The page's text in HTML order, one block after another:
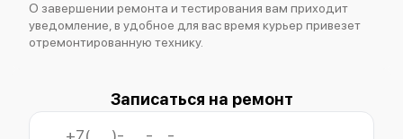
О завершении ремонта и тестирования вам приходит
уведомление, в удобное для вас время курьер привезет
отремонтированную технику.
Записаться на ремонт